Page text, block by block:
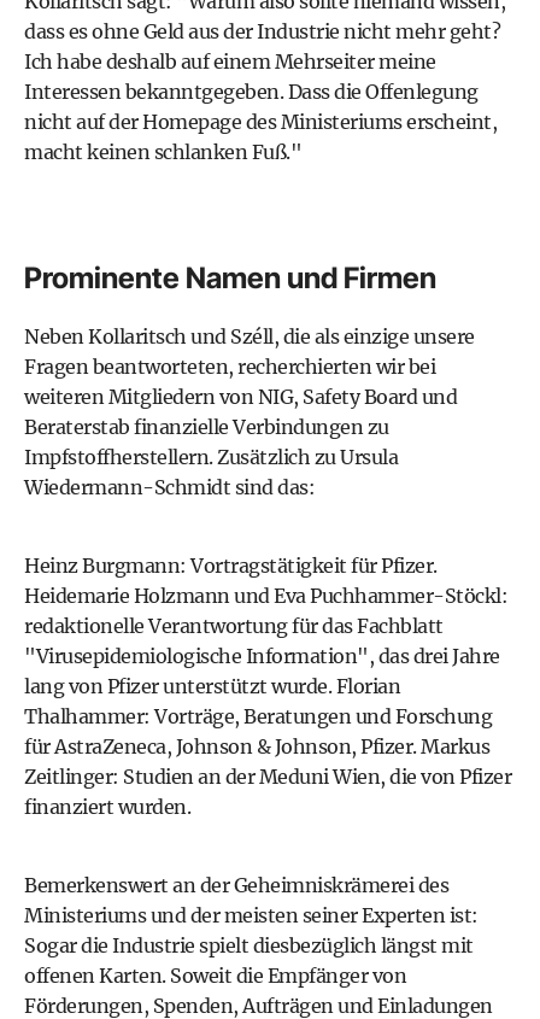
dass es ohne Geld aus der Industrie nicht mehr geht?
Ich habe deshalb auf einem Mehrseiter meine
Interessen bekanntgegeben. Dass die Offenlegung
nicht auf der Homepage des Ministeriums erscheint,
macht keinen schlanken Fuß."
Prominente Namen und Firmen
Neben Kollaritsch und Széll, die als einzige unsere
Fragen beantworteten, recherchierten wir bei
weiteren Mitgliedern von NIG, Safety Board und
Beraterstab finanzielle Verbindungen zu
Impfstoffherstellern. Zusätzlich zu Ursula
Wiedermann-Schmidt sind das:
Heinz Burgmann: Vortragstätigkeit für Pfizer.
Heidemarie Holzmann und Eva Puchhammer-Stöckl:
redaktionelle Verantwortung für das Fachblatt
"Virusepidemiologische Information", das drei Jahre
lang von Pfizer unterstützt wurde. Florian
Thalhammer: Vorträge, Beratungen und Forschung
für AstraZeneca, Johnson & Johnson, Pfizer. Markus
Zeitlinger: Studien an der Meduni Wien, die von Pfizer
finanziert wurden.
Bemerkenswert an der Geheimniskrämerei des
Ministeriums und der meisten seiner Experten ist:
Sogar die Industrie spielt diesbezüglich längst mit
offenen Karten. Soweit die Empfänger von
Förderungen, Spenden, Aufträgen und Einladungen